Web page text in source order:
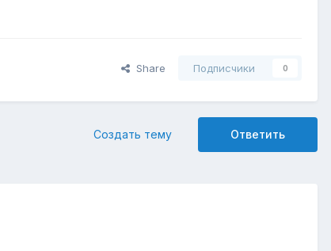
Share Подписчики 0
Ответить
Создать тему